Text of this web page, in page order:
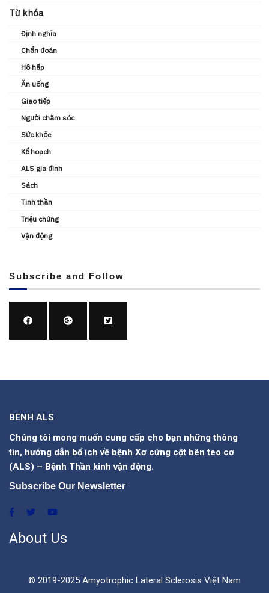
Từ khóa
Định nghĩa
Chẩn đoán
Hô hấp
Ăn uống
Giao tiếp
Người chăm sóc
Sức khỏe
Kế hoạch
ALS gia đình
Sách
Tinh thần
Triệu chứng
Vận động
Subscribe and Follow
BENH ALS
Chúng tôi mong muốn cung cấp cho bạn những thông
tin, hướng dẫn bổ ích về bệnh Xơ cứng cột bên teo cơ
(ALS) – Bệnh Thần kinh vận động.
Subscribe Our Newsletter
About Us
© 2019-2025 Amyotrophic Lateral Sclerosis Việt Nam